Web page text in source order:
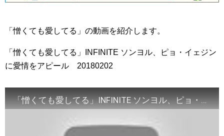
메이킹 괴짜 판사들의 실종된 정의 찾기 프로젝트! ‘이판사판’ 대
アルハンブラ宮殿の思い出 パワータッチ
NEW!
🎬 최진혁 | 뮤지컬 그날들 트레일러 | 260609~260823 | #최진혁
#노래 #뮤지컬 #그날들 #정학 #인터뷰 #shorts #불후의명곡 #미우새 #
BSJapanext NEW!
「違う（ちがう）・異なる」を韓国語では？「다르다（タル
ダ）」の意味・使い方について
「憎くても愛してる」の動画を紹介します。
「憎くても愛してる」INFINITE ソンヨル、ピョ・イェジン
に愛情をアピール 20180202
「憎くても愛してる」INFINITE ソンヨル、ピョ・イェジンに愛情をアピール 20180202